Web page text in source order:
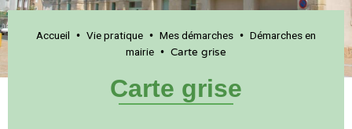
Accueil • Vie pratique • Mes démarches • Démarches en
mairie • Carte grise
Carte grise